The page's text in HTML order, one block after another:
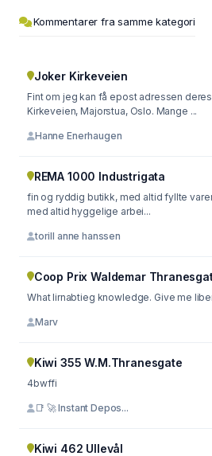
Kommentarer fra samme kategori
Joker Kirkeveien
Fint om jeg kan få epost adressen deres, Joker
Kirkeveien, Majorstua, Oslo. Mange ...
Hanne Enerhaugen
REMA 1000 Industrigata
fin og ryddig butikk, med altid fyllte
med altid hyggelige arbei...
torill anne hanssen
Coop Prix Waldemar
What lirnabtieg knowledge. Give me
Marv
Kiwi 355 W.M.Thranesgate
4bwffi
📑 🚀 Instant Depos...
Kiwi 462 Ullevål